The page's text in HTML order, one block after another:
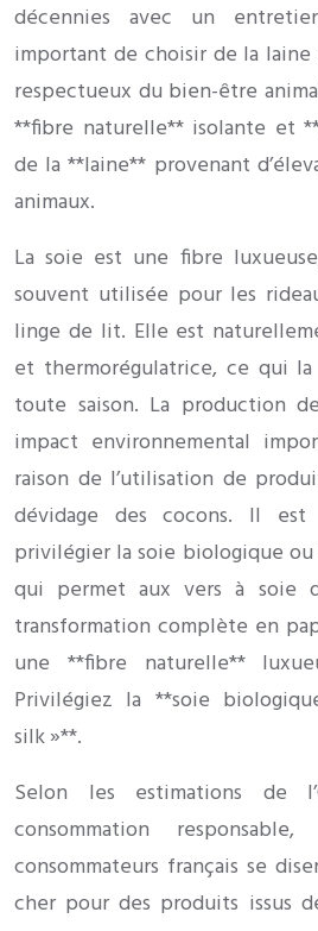
décennies avec un
important de choisir de la laine
respectueux du bien-être
**fibre naturelle** isolante et
de la **laine** provenant
animaux.
La soie est une fibre
souvent utilisée pour les
linge de lit. Elle est
et thermorégulatrice, ce qui
toute saison. La production
impact environnemental
raison de l’utilisation de
dévidage des cocons. Il
privilégier la soie biologique ou
qui permet aux vers à soie
transformation complète en
une **fibre naturelle**
Privilégiez la **soie
silk »**.
Selon les estimations de
consommation
consommateurs français se
cher pour des produits issus